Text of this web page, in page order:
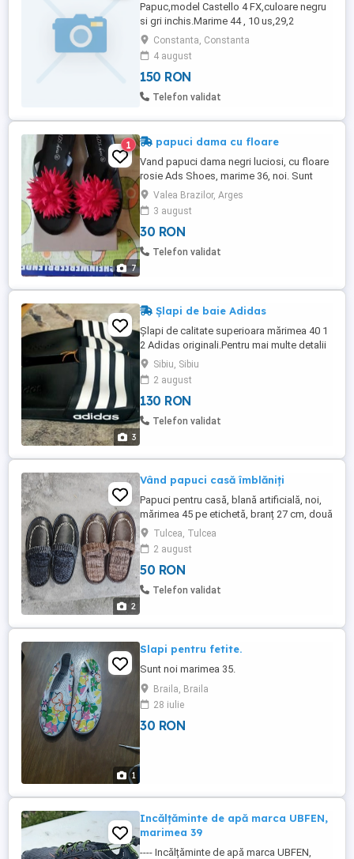
Papuc,model Castello 4 FX,culoare negru
si gri inchis.Marime 44 , 10 us,29,2
cm.Stare-nou in cutie originala.
Constanta, Constanta
4 august
150 RON
Telefon validat
7
1 papuci dama cu floare
Vand papuci dama negri luciosi, cu floare
rosie Ads Shoes, marime 36, noi. Sunt
foarte comozi si ideali pentru plimbari.
Predare personala în Valea Brazilor judet
Argeș sau împrejurimi și ocazional in
Bucuresti.
Valea Brazilor, Arges
3 august
30 RON
Telefon validat
3
Șlapi de baie Adidas
Șlapi de calitate superioara mărimea 40 1
2 Adidas originali.Pentru mai multe detalii
despre acest produs puneți întrebări
Sibiu, Sibiu
2 august
130 RON
Telefon validat
2
Vând papuci casă îmblăniți
Papuci pentru casă, blană artificială, noi,
mărimea 45 pe etichetă, branț 27 cm, două
perechi.
Tulcea, Tulcea
2 august
50 RON
Telefon validat
1
Slapi pentru fetite.
Sunt noi marimea 35.
Braila, Braila
28 iulie
30 RON
Incălțăminte de apă marca UBFEN,
marimea 39
---- Incălțăminte de apă marca UBFEN,